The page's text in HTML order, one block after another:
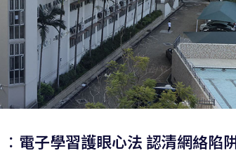
電子學習護眼心法 認清網絡陷